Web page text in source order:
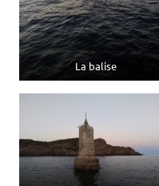
La balise